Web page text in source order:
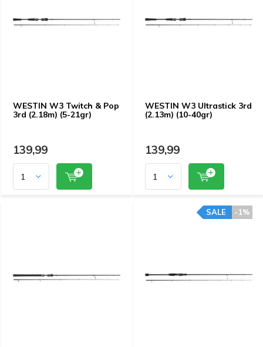
WESTIN W3 Twitch & Pop
3rd (2.18m) (5-21gr)
139,99
WESTIN W3 Ultrastick 3rd
(2.13m) (10-40gr)
139,99
-1%
SALE